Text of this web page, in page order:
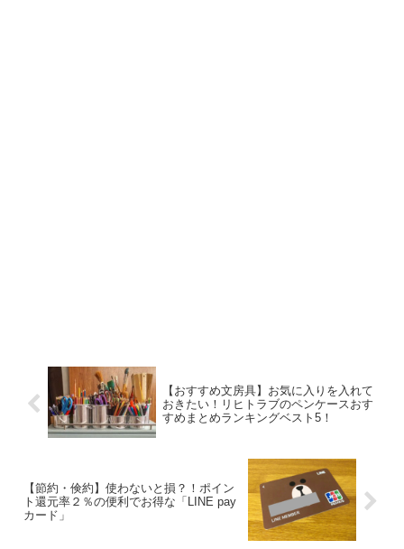
【おすすめ文房具】お気に入りを入れて
おきたい！リヒトラブのペンケースおす
すめまとめランキングベスト5！
【節約・倹約】使わないと損？！ポイン
ト還元率２％の便利でお得な「LINE pay
カード」